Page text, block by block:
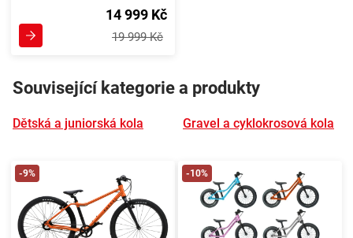
14 999 Kč
19 999 Kč
Související kategorie a produkty
Dětská a juniorská kola Gravel a cyklokrosová kola
-9% -10%